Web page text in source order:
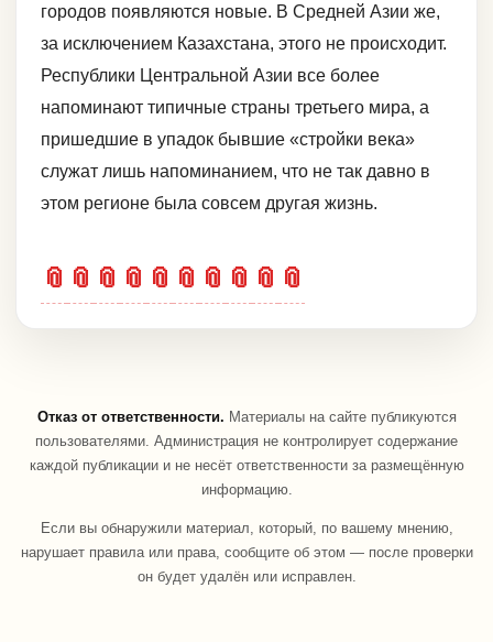
городов появляются новые. В Средней Азии же,
за исключением Казахстана, этого не происходит.
Республики Центральной Азии все более
напоминают типичные страны третьего мира, а
пришедшие в упадок бывшие «стройки века»
служат лишь напоминанием, что не так давно в
этом регионе была совсем другая жизнь.
📎 📎 📎 📎 📎 📎 📎 📎 📎 📎
Отказ от ответственности. Материалы на сайте публикуются
пользователями. Администрация не контролирует содержание
каждой публикации и не несёт ответственности за размещённую
информацию.
Если вы обнаружили материал, который, по вашему мнению,
нарушает правила или права, сообщите об этом — после проверки
он будет удалён или исправлен.